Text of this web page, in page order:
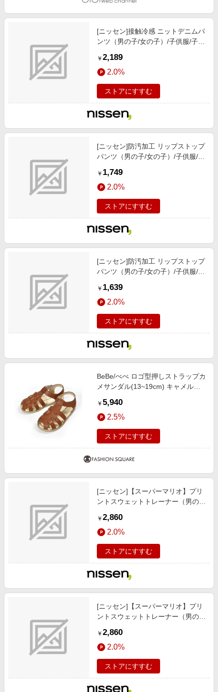
[ニッセン]接触冷感 ニットデニムパ
ンツ（男の子/女の子）/子供服/子供
￥ 2,189
2.0%
ストアにすすむ
[ニッセン]防汚加工 リップストップ
パンツ（男の子/女の子）/子供服/子
￥ 1,749
2.0%
ストアにすすむ
[ニッセン]防汚加工 リップストップ
パンツ（男の子/女の子）/子供服/子
￥ 1,639
2.0%
ストアにすすむ
BeBe/べべ ロゴ型押しストラップカ
メサンダル(13~19cm) キャメル
￥ 5,940
2.5%
ストアにすすむ
[ニッセン]【スーパーマリオ】プリ
ントスウェットトレーナー（男の
プス/チュニック / トレーナー/ブル
ー
￥ 2,860
2.0%
ストアにすすむ
[ニッセン]【スーパーマリオ】プリ
ントスウェットトレーナー（男の
プス/チュニック / トレーナー/チャ
コール
￥ 2,860
2.0%
ストアにすすむ